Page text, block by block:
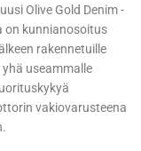
Olive Gold Denim -
on kunnianosoitus
rakennetuille
useammalle
vakiovarusteena